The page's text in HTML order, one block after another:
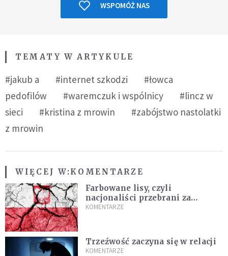
WSPOMÓŻ NAS
TEMATY W ARTYKULE
#jakub a #internet szkodzi
#łowca
pedofilów
#waremczuk i wspólnicy
#lincz w
sieci
#kristina z mrowin
#zabójstwo nastolatki
z mrowin
WIĘCEJ W:KOMENTARZE
Farbowane lisy, czyli
nacjonaliści przebrani za
chrześcijan
KOMENTARZE
Trzeźwość zaczyna się w relacji
KOMENTARZE